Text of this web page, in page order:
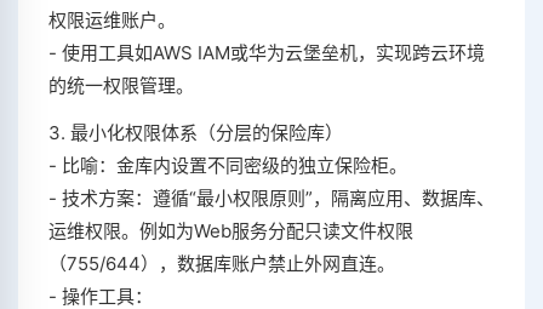
权限运维账户。
- 使用工具如AWS IAM或华为云堡垒机，实现跨云环境
的统一权限管理。
3. 最小化权限体系（分层的保险库）
- 比喻：金库内设置不同密级的独立保险柜。
- 技术方案：遵循“最小权限原则”，隔离应用、数据库、
运维权限。例如为Web服务分配只读文件权限
（755/644），数据库账户禁止外网直连。
- 操作工具：